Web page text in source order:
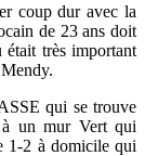
coup dur avec la
de 23 ans doit
était très important
qui se trouve
à un mur Vert qui
1-2 à domicile qui